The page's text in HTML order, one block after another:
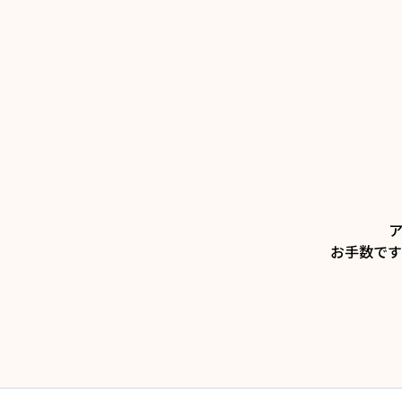
お手数で